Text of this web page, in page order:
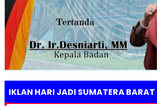
IKLAN HARI JADI SUMATERA BARAT